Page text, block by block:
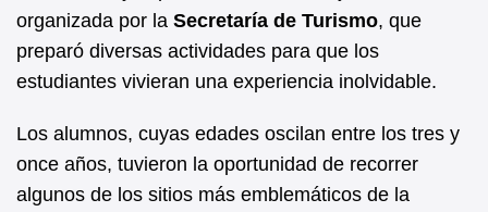
k
organizada por la Secretaría de Turismo, que
preparó diversas actividades para que los
estudiantes vivieran una experiencia inolvidable.
Los alumnos, cuyas edades oscilan entre los tres y
once años, tuvieron la oportunidad de recorrer
algunos de los sitios más emblemáticos de la